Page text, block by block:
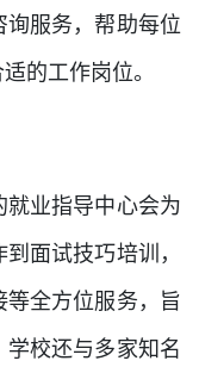
服务，帮助每位
的工作岗位。
业指导中心会为
面试技巧培训，
全方位服务，旨
校还与多家知名